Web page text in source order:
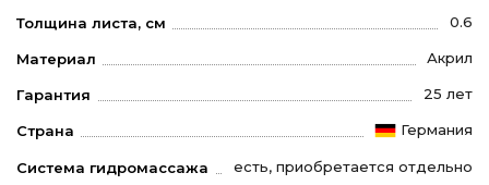
Толщина листа, см 0.6
Материал Акрил
Гарантия 25 лет
Страна Германия
Система гидромассажа есть, приобретается отдельно